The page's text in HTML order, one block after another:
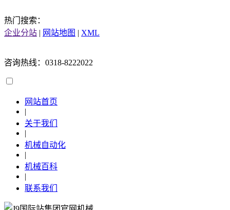
热门搜索：
企业分站 | 网站地图 | XML
咨询热线：0318-8222022
网站首页
|
关于我们
|
机械自动化
|
机械百科
|
联系我们